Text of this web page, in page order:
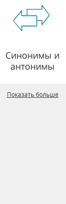
Синонимы и
антонимы
Показать больше